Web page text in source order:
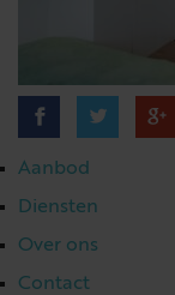
Aanbod
Diensten
Over ons
Contact